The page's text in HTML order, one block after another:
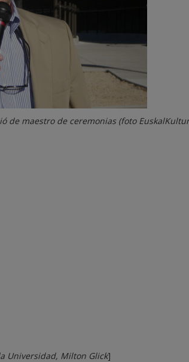
de maestro de ceremonias (foto
Universidad, Milton Glick]